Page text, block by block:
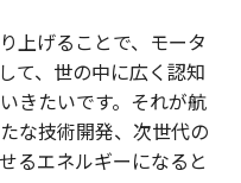
上げることで、モータ
て、世の中に広く認知
きたいです。それが航
な技術開発、次世代の
るエネルギーになると